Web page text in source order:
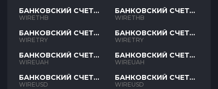
БАНКОВСКИЙ СЧЕТ
THB
WIRETHB
БАНКОВСКИЙ СЧЕТ
TRY
WIRETRY
БАНКОВСКИЙ СЧЕТ
UAH
WIREUAH
БАНКОВСКИЙ СЧЕТ
USD
WIREUSD
БАНКОВСКИЙ СЧЕТ
THB
WIRETHB
БАНКОВСКИЙ СЧЕТ
TRY
WIRETRY
БАНКОВСКИЙ СЧЕТ
UAH
WIREUAH
БАНКОВСКИЙ СЧЕТ
USD
WIREUSD